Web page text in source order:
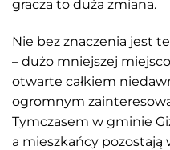
gracza to duża zmiana.
Nie bez znaczenia jest
– dużo mniejszej
otwarte całkiem
ogromnym
Tymczasem w gminie
a mieszkańcy pozostają